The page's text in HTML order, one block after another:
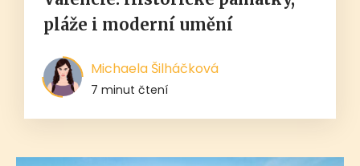
pláže i moderní umění
Michaela Šilháčková
7 minut čtení